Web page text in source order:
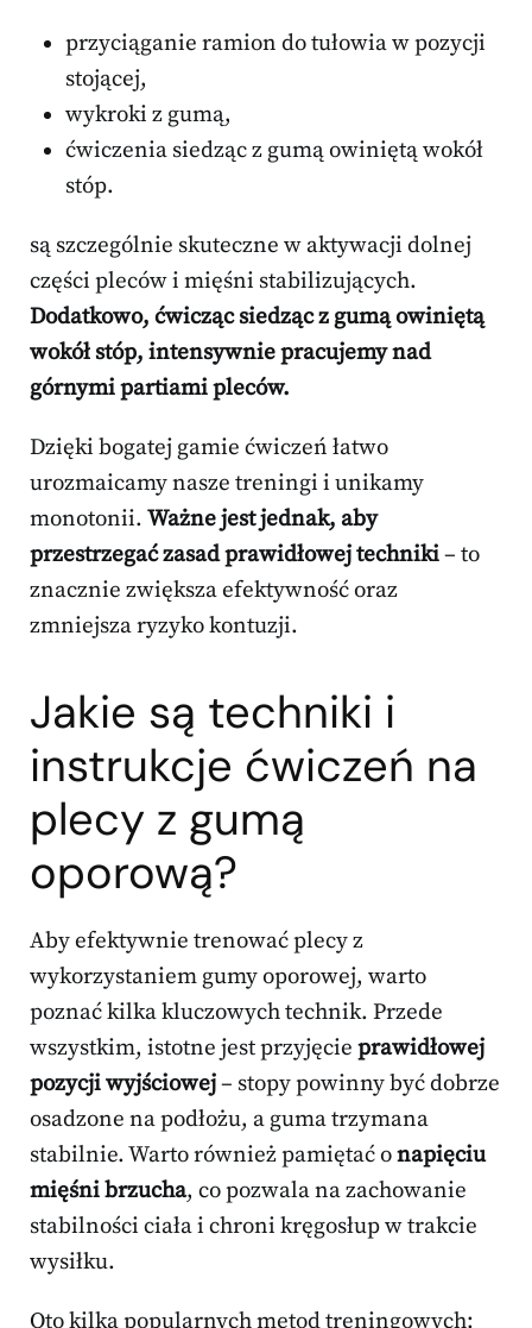
przyciąganie ramion do tułowia w pozycji
stojącej,
wykroki z gumą,
ćwiczenia siedząc z gumą owiniętą wokół
stóp.
są szczególnie skuteczne w aktywacji dolnej
części pleców i mięśni stabilizujących.
Dodatkowo, ćwicząc siedząc z gumą owiniętą
wokół stóp, intensywnie pracujemy nad
górnymi partiami pleców.
Dzięki bogatej gamie ćwiczeń łatwo
urozmaicamy nasze treningi i unikamy
monotonii. Ważne jest jednak, aby
przestrzegać zasad prawidłowej techniki– to
znacznie zwiększa efektywność oraz
zmniejsza ryzyko kontuzji.
Jakie są techniki i
instrukcje ćwiczeń na
plecy z gumą
oporową?
Aby efektywnie trenować plecy z
wykorzystaniem gumy oporowej, warto
poznać kilka kluczowych technik. Przede
wszystkim, istotne jest przyjęcie prawidłowej
pozycji wyjściowej– stopy powinny być dobrze
osadzone na podłożu, a guma trzymana
stabilnie. Warto również pamiętać onapięciu
mięśni brzucha, co pozwala na zachowanie
stabilności ciała i chroni kręgosłup w trakcie
wysiłku.
Oto kilka popularnych metod treningowych: